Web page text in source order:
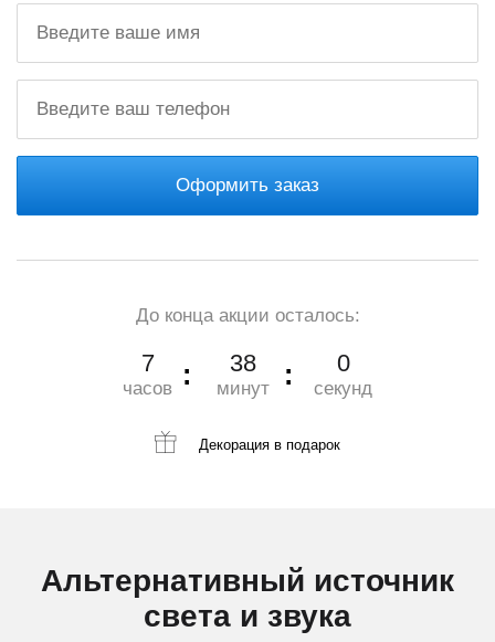
Оформить заказ
До конца акции осталось:
7
часов
37
минут
59
секунд
Декорация в подарок
Альтернативный источник
света и звука